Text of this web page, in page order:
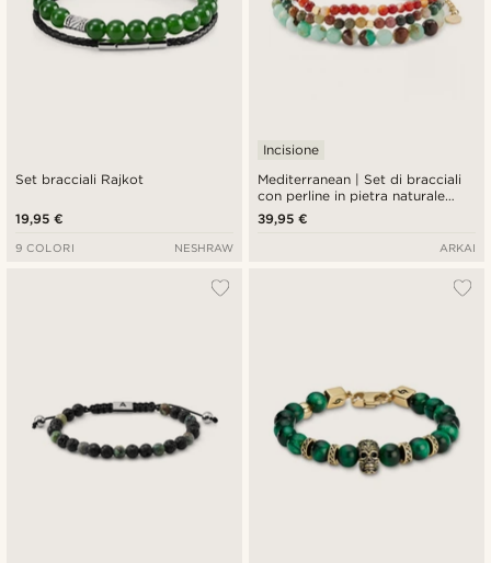
Set bracciali Rajkot
19,95 €
9 COLORI NESHRAW
Mediterranean | Set di bracciali
con perline in pietra naturale
multicolore
Incisione
39,95 €
ARKAI